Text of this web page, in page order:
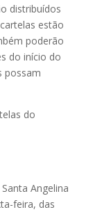
distribuídos
estão
poderão
do início do
possam
do
Angelina
feira, das